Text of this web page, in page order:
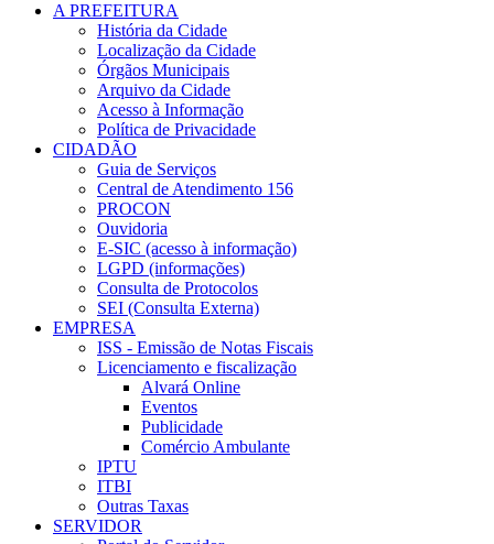
A PREFEITURA
História da Cidade
Localização da Cidade
Órgãos Municipais
Arquivo da Cidade
Acesso à Informação
Política de Privacidade
CIDADÃO
Guia de Serviços
Central de Atendimento 156
PROCON
Ouvidoria
E-SIC (acesso à informação)
LGPD (informações)
Consulta de Protocolos
SEI (Consulta Externa)
EMPRESA
ISS - Emissão de Notas Fiscais
Licenciamento e fiscalização
Alvará Online
Eventos
Publicidade
Comércio Ambulante
IPTU
ITBI
Outras Taxas
SERVIDOR